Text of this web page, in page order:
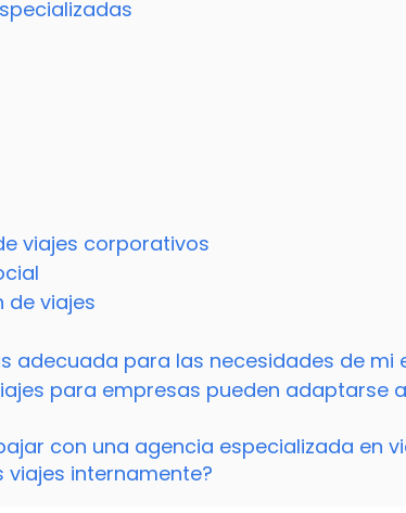
viajes corporativos
de viajes
adecuada para las necesidades de mi
para empresas pueden adaptarse
con una agencia especializada en
internamente?